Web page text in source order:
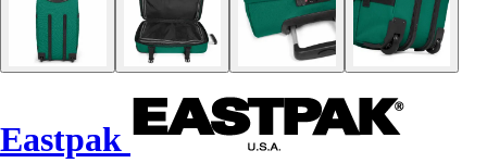
Eastpak